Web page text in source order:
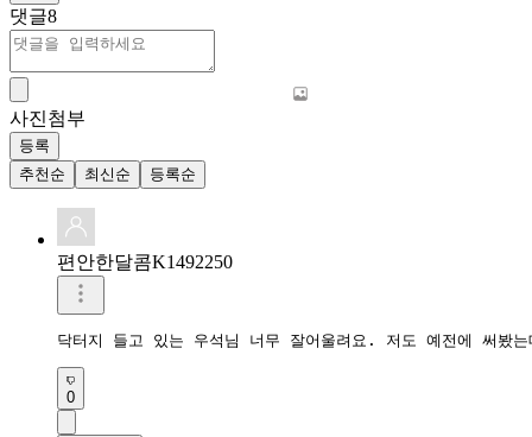
댓글8
사진첨부
등록
추천순
최신순 등록순
편안한달콤K1492250
닥터지 들고 있는 우석님 너무 잘어울려요. 저도 예전에 써봤
0